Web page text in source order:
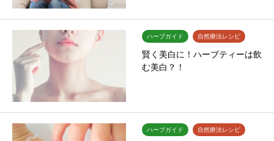
ハーブガイド 自然療法レシピ
賢く美白に！ハーブティーは飲
む美白？！
ハーブガイド 自然療法レシピ